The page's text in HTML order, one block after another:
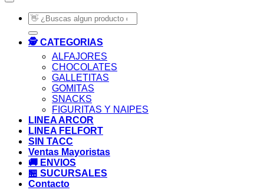
Buscar
por:
🕵️ CATEGORIAS
ALFAJORES
CHOCOLATES
GALLETITAS
GOMITAS
SNACKS
FIGURITAS Y NAIPES
LINEA ARCOR
LINEA FELFORT
SIN TACC
Ventas Mayoristas
🚚 ENVIOS
🏪 SUCURSALES
Contacto